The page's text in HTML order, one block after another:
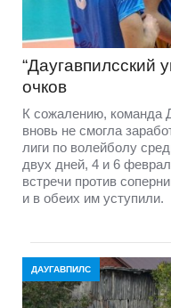
“Даугавпилсский
очков
К сожалению, команда
вновь не смогла
лиги по волейболу
двух дней, 4 и 6
встречи против
и в обеих им уступили.
ДАУГАВПИЛС